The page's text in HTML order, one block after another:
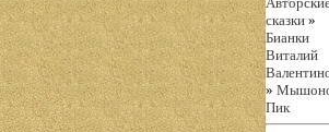
сказки »
Бианки
Виталий
»
Пик